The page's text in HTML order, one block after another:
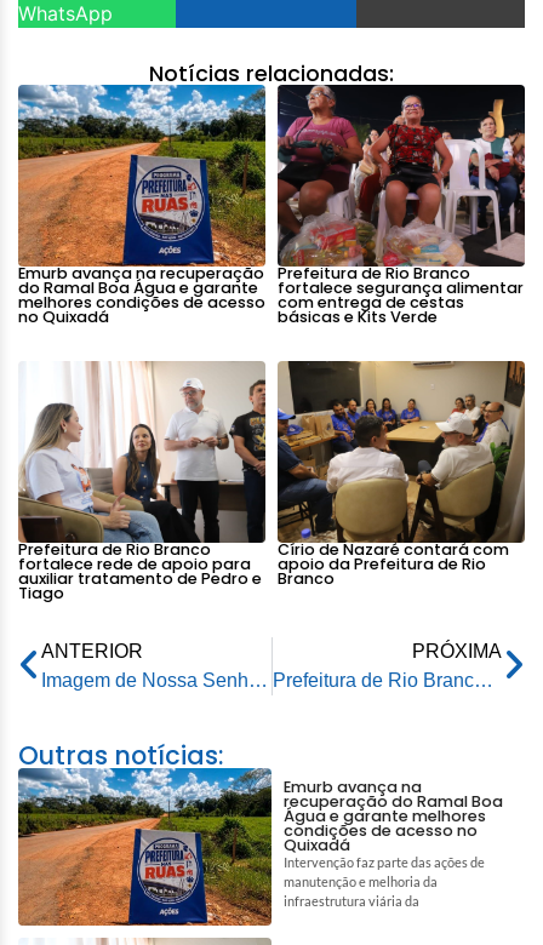
WhatsApp
Notícias relacionadas:
Emurb avança na recuperação
do Ramal Boa Água e garante
melhores condições de acesso
no Quixadá
Prefeitura de Rio Branco
fortalece segurança alimentar
com entrega de cestas
básicas e Kits Verde
Prefeitura de Rio Branco
fortalece rede de apoio para
auxiliar tratamento de Pedro e
Tiago
Círio de Nazaré contará com
apoio da Prefeitura de Rio
Branco
ANTERIOR
Imagem de Nossa Senhora de Nazaré inicia peregrinação pela Prefeitura de Rio Branco
PRÓXIMA
Prefeitura de Rio Branco cria o Conselho Municipal de Segurança Pública
Outras notícias:
Emurb avança na
recuperação do Ramal Boa
Água e garante melhores
condições de acesso no
Quixadá
Intervenção faz parte das ações de
manutenção e melhoria da
infraestrutura viária da